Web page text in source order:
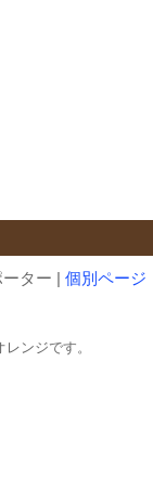
ター | 個別ページ
ンジです。